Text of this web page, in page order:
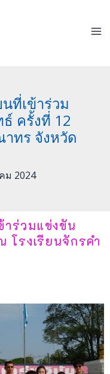
ที่เข้าร่วม
ครั้งที่ 12
ทร จังหวัด
ม 2024
าร่วมแข่งขัน
โรงเรียนจักรคำ